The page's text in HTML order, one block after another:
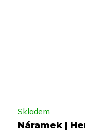
Náramek |
Skladem